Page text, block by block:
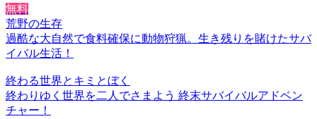
無料
荒野の生存
過酷な大自然で食料確保に動物狩猟。生き残りを賭けたサバ
イバル生活！
終わる世界とキミとぼく
終わりゆく世界を二人でさまよう 終末サバイバルアドベン
チャー！